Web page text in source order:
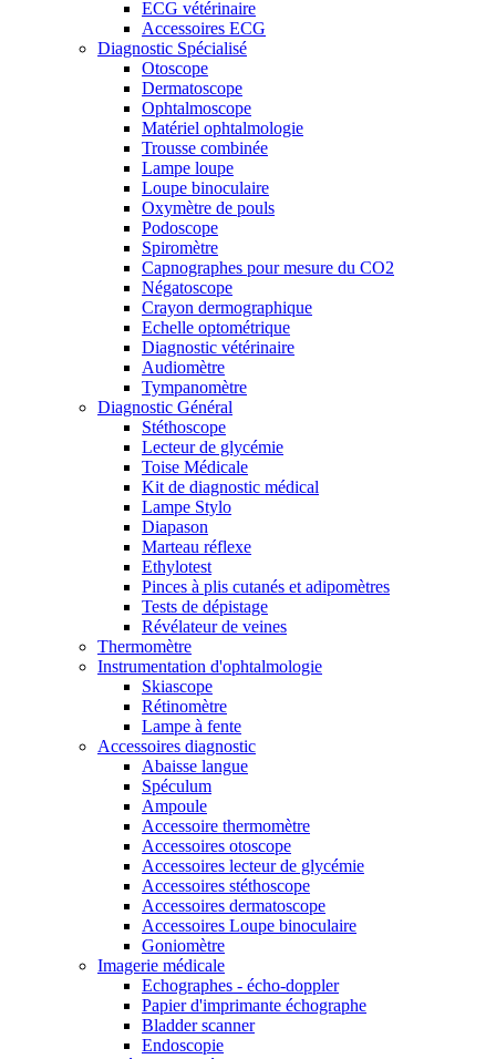
ECG vétérinaire
Accessoires ECG
Diagnostic Spécialisé
Otoscope
Dermatoscope
Ophtalmoscope
Matériel ophtalmologie
Trousse combinée
Lampe loupe
Loupe binoculaire
Oxymètre de pouls
Podoscope
Spiromètre
Capnographes pour mesure du CO2
Négatoscope
Crayon dermographique
Echelle optométrique
Diagnostic vétérinaire
Audiomètre
Tympanomètre
Diagnostic Général
Stéthoscope
Lecteur de glycémie
Toise Médicale
Kit de diagnostic médical
Lampe Stylo
Diapason
Marteau réflexe
Ethylotest
Pinces à plis cutanés et adipomètres
Tests de dépistage
Révélateur de veines
Thermomètre
Instrumentation d'ophtalmologie
Skiascope
Rétinomètre
Lampe à fente
Accessoires diagnostic
Abaisse langue
Spéculum
Ampoule
Accessoire thermomètre
Accessoires otoscope
Accessoires lecteur de glycémie
Accessoires stéthoscope
Accessoires dermatoscope
Accessoires Loupe binoculaire
Goniomètre
Imagerie médicale
Echographes - écho-doppler
Papier d'imprimante échographe
Bladder scanner
Endoscopie